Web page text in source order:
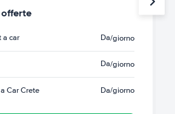
a car Da/giorno
Da/giorno
Car Crete Da/giorno